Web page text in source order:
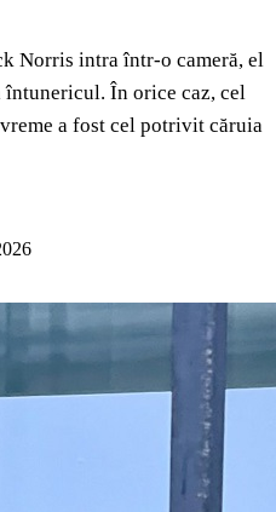
Norris intra într-o cameră, el
întunericul. În orice caz, cel
a fost cel potrivit căruia